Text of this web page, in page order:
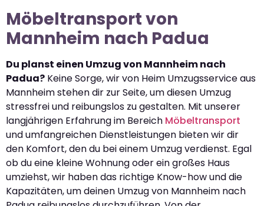
Möbeltransport von
Mannheim nach Padua
Du planst einen Umzug von Mannheim nach
Padua? Keine Sorge, wir von Heim Umzugsservice aus
Mannheim stehen dir zur Seite, um diesen Umzug
stressfrei und reibungslos zu gestalten. Mit unserer
langjährigen Erfahrung im Bereich Möbeltransport
und umfangreichen Dienstleistungen bieten wir dir
den Komfort, den du bei einem Umzug verdienst. Egal
ob du eine kleine Wohnung oder ein großes Haus
umziehst, wir haben das richtige Know-how und die
Kapazitäten, um deinen Umzug von Mannheim nach